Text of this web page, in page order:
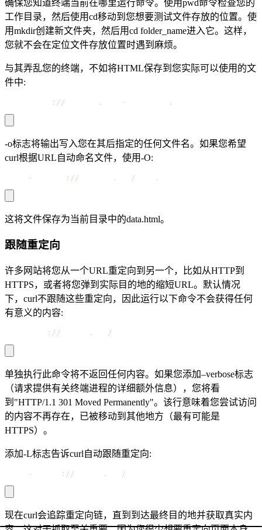
确保您知道终端当前在哪里运行命令。使用pwd命令检查您的
工作目录，然后使用cd移动到您想要测试文件存放的位置。使
用mkdir创建新文件夹，然后用cd folder_name进入它。这样，
您就不会在定位文件存放位置时遇到麻烦。
与其弄乱您的终端，不如将HTML保存到您实际可以使用的文
件中:
: // . - .
-o标志将输出写入您在其后指定的任何文件名。如果您希望
curl根据URL自动命名文件，使用-O:
- : // . / .
这将文件保存为当前目录中的data.html。
跟随重定向
许多网站将您从一个URL重定向到另一个，比如从HTTP到
HTTPS，或者将您弹到实际目的地的缩短URL。默认情况
下，curl不跟随这些重定向，因此运行以下命令不会获得任何
有意义的内容:
: // . /
单独执行此命令将不返回任何内容。如果您添加–verbose标志
（请求提供有关终端进程的详细额外信息），您将看
到"HTTP/1.1 301 Moved Permanently"。该行意味着您尝试访问
的内容不再存在，已被移动到其他地方（最有可能是
HTTPS）。
添加-L标志告诉curl自动跟随重定向:
- : // . /
现在curl会追踪重定向链，直到到达最终目的地并获取真实内